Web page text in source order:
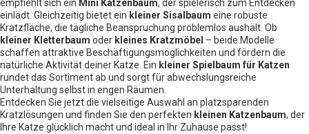
empfiehlt sich ein Mini Katzenbaum, der spielerisch zum Entdecken
einlädt. Gleichzeitig bietet ein kleiner Sisalbaum eine robuste
Kratzfläche, die tägliche Beanspruchung problemlos aushält. Ob
kleiner Kletterbaum oder kleines Kratzmöbel – beide Modelle
schaffen attraktive Beschäftigungsmöglichkeiten und fördern die
natürliche Aktivität deiner Katze. Ein kleiner Spielbaum für Katzen
rundet das Sortiment ab und sorgt für abwechslungsreiche
Unterhaltung selbst in engen Räumen.
Entdecken Sie jetzt die vielseitige Auswahl an platzsparenden
Kratzlösungen und finden Sie den perfekten kleinen Katzenbaum, der
Ihre Katze glücklich macht und ideal in Ihr Zuhause passt!